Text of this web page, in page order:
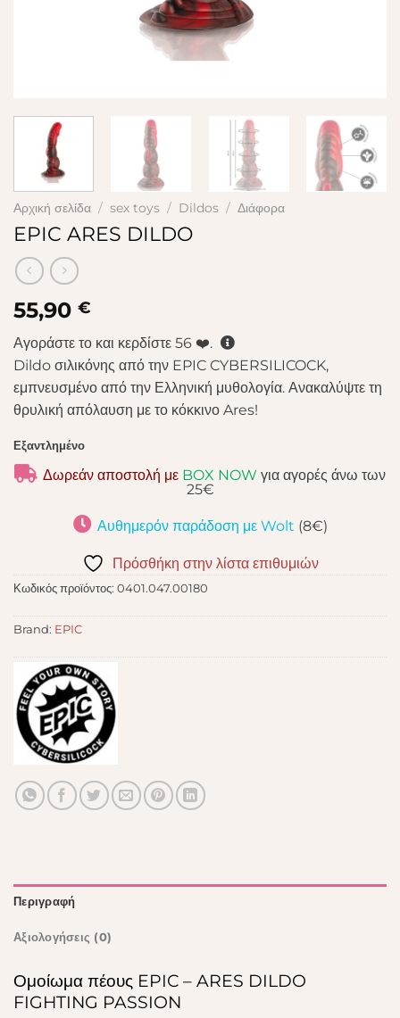
Αρχική σελίδα / sex toys / Dildos / Διάφορα
EPIC ARES DILDO
55,90 €
Αγοράστε το και κερδίστε 56 ❤️.
Dildo σιλικόνης από την EPIC CYBERSILICOCK,
εμπνευσμένο από την Ελληνική μυθολογία. Ανακαλύψτε τη
θρυλική απόλαυση με το κόκκινο Ares!
Εξαντλημένο
Δωρεάν αποστολή με BOX NOW για αγορές άνω των
25€
Αυθημερόν παράδοση με Wolt (8€)
Πρόσθήκη στην λίστα επιθυμιών
Κωδικός προϊόντος: 0401.047.00180
Brand: EPIC
Περιγραφή
Αξιολογήσεις (0)
Ομοίωμα πέους EPIC – ARES DILDO
FIGHTING PASSION